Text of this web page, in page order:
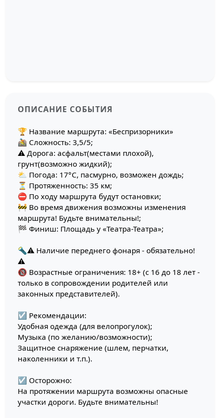
ОПИСАНИЕ СОБЫТИЯ
🏆 Название маршрута: «Беспризорники»
🚵 Сложность: 3,5/5;
⚠ Дорога: асфальт(местами плохой),
грунт(возможно жидкий);
⛅ Погода: 17°C, пасмурно, возможен дождь;
⏳ Протяженность: 35 км;
⛔ По ходу маршрута будут остановки;
🚧 Во время движения возможны изменения
маршрута! Будьте внимательны!;
🏁 Финиш: Площадь у «Театра-Театра»;
🔦⚠ Наличие переднего фонаря - обязательно!
⚠
🔞 Возрастные ограничения: 18+ (с 16 до 18 лет -
только в сопровождении родителей или
законных представителей).
☑ Рекомендации:
Удобная одежда (для велопрогулок);
Музыка (по желанию/возможности);
Защитное снаряжение (шлем, перчатки,
наколенники и т.п.).
☑ Осторожно:
На протяжении маршрута возможны опасные
участки дороги. Будьте внимательны!